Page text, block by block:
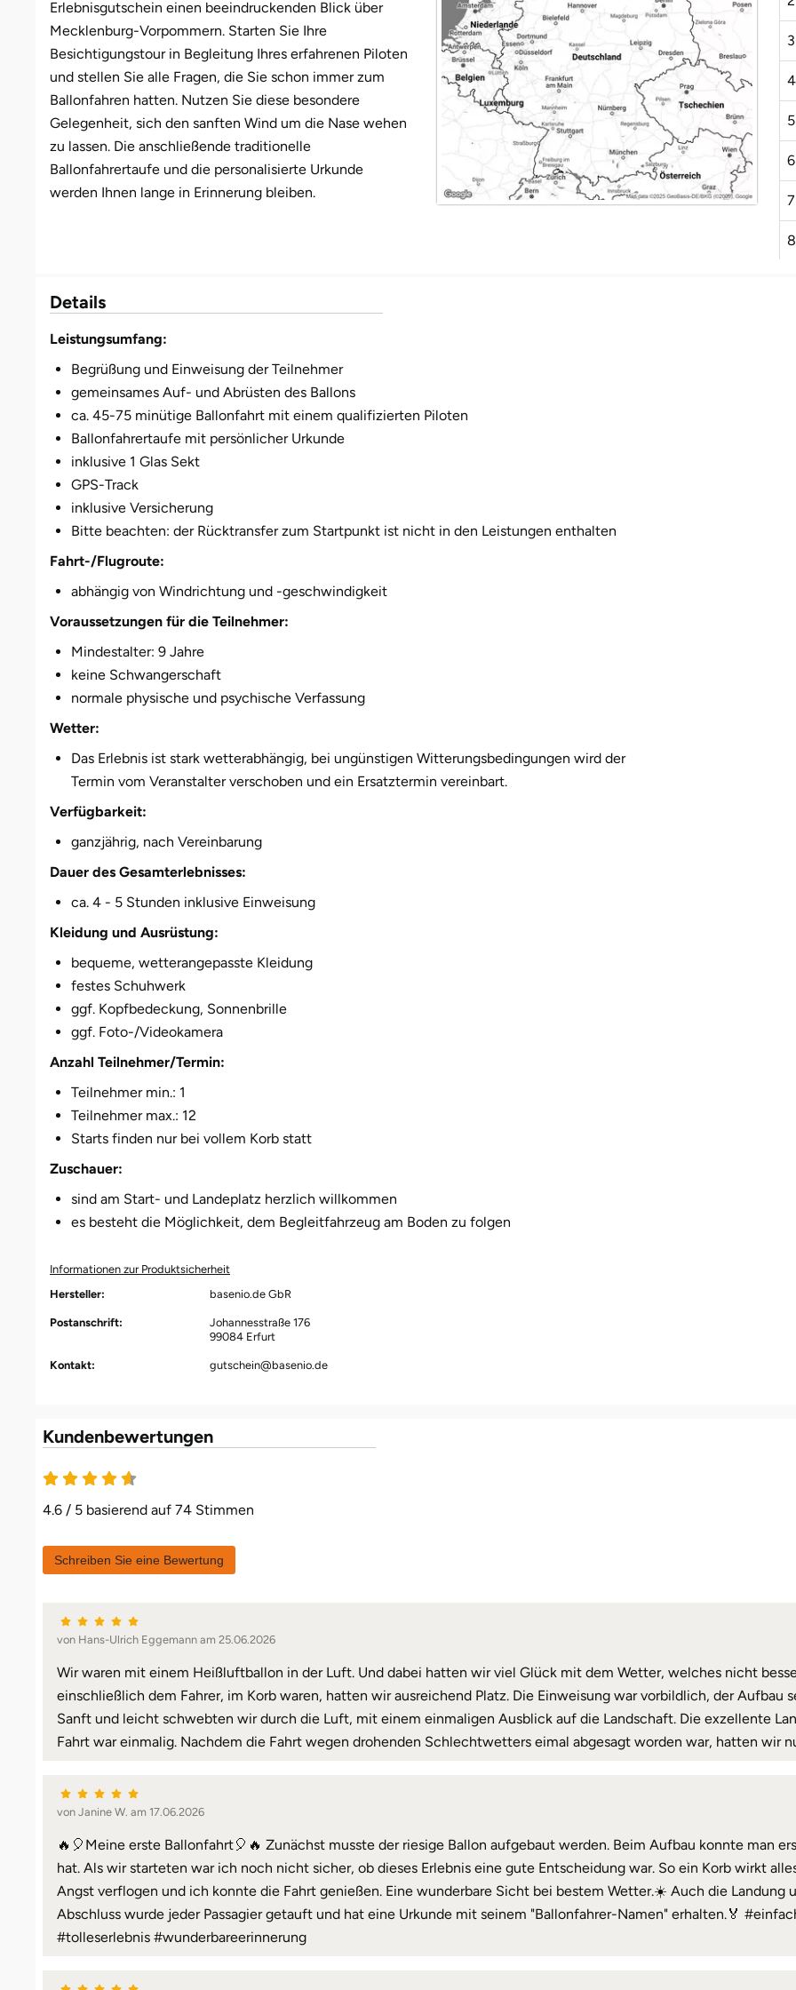
Erlebnisgutschein einen beeindruckenden Blick über
Mecklenburg-Vorpommern. Starten Sie Ihre
Besichtigungstour in Begleitung Ihres erfahrenen Piloten
und stellen Sie alle Fragen, die Sie schon immer zum
Ballonfahren hatten. Nutzen Sie diese besondere
Gelegenheit, sich den sanften Wind um die Nase wehen
zu lassen. Die anschließende traditionelle
Ballonfahrertaufe und die personalisierte Urkunde
werden Ihnen lange in Erinnerung bleiben.
Details
Leistungsumfang:
Begrüßung und Einweisung der Teilnehmer
gemeinsames Auf- und Abrüsten des Ballons
ca. 45-75 minütige Ballonfahrt mit einem qualifizierten Piloten
Ballonfahrertaufe mit persönlicher Urkunde
inklusive 1 Glas Sekt
GPS-Track
inklusive Versicherung
Bitte beachten: der Rücktransfer zum Startpunkt ist nicht in den Leistungen enthalten
Fahrt-/Flugroute:
abhängig von Windrichtung und -geschwindigkeit
Voraussetzungen für die Teilnehmer:
Mindestalter: 9 Jahre
keine Schwangerschaft
normale physische und psychische Verfassung
Wetter:
Das Erlebnis ist stark wetterabhängig, bei ungünstigen Witterungsbedingungen wird der
Termin vom Veranstalter verschoben und ein Ersatztermin vereinbart.
Verfügbarkeit:
ganzjährig, nach Vereinbarung
Dauer des Gesamterlebnisses:
ca. 4 - 5 Stunden inklusive Einweisung
Kleidung und Ausrüstung:
bequeme, wetterangepasste Kleidung
festes Schuhwerk
ggf. Kopfbedeckung, Sonnenbrille
ggf. Foto-/Videokamera
Anzahl Teilnehmer/Termin:
Teilnehmer min.: 1
Teilnehmer max.: 12
Starts finden nur bei vollem Korb statt
Zuschauer:
sind am Start- und Landeplatz herzlich willkommen
es besteht die Möglichkeit, dem Begleitfahrzeug am Boden zu folgen
Informationen zur Produktsicherheit
Hersteller:
basenio.de GbR
Postanschrift:
Johannesstraße 176
99084 Erfurt
Kontakt: gutschein@basenio.de
Kundenbewertungen
4.6 / 5 basierend auf 74 Stimmen
Schreiben Sie eine Bewertung
von Hans-Ulrich Eggemann am 25.06.2026
Wir waren mit einem Heißluftballon in der Luft. Und dabei hatten wir viel Glück mit dem Wetter, welches nicht
einschließlich dem Fahrer, im Korb waren, hatten wir ausreichend Platz. Die Einweisung war vorbildlich, der Aufbau
Sanft und leicht schwebten wir durch die Luft, mit einem einmaligen Ausblick auf die Landschaft. Die exzellente
Fahrt war einmalig. Nachdem die Fahrt wegen drohenden Schlechtwetters eimal abgesagt worden war, hatten wir
von Janine W. am 17.06.2026
🔥🎈Meine erste Ballonfahrt🎈🔥 Zunächst musste der riesige Ballon aufgebaut werden. Beim Aufbau konnte man
hat. Als wir starteten war ich noch nicht sicher, ob dieses Erlebnis eine gute Entscheidung war. So ein Korb wirkt
Angst verflogen und ich konnte die Fahrt genießen. Eine wunderbare Sicht bei bestem Wetter.☀️ Auch die Landung
Abschluss wurde jeder Passagier getauft und hat eine Urkunde mit seinem "Ballonfahrer-Namen" erhalten.🏅
#tolleserlebnis #wunderbareerinnerung
Nürnberg
Oberlausitz
Strausberg (Berlin/Brandenburg)
sächsische Schweiz
Sonneberg
Unterwellenborn
Witterda